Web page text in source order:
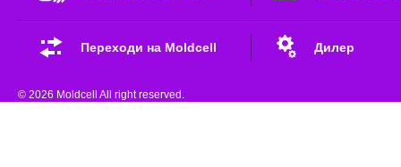
Переходи на Moldcell Дилер
© 2026 Moldcell All right reserved.